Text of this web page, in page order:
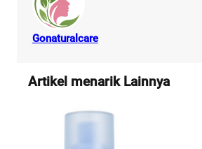
Gonaturalcare
Artikel menarik Lainnya